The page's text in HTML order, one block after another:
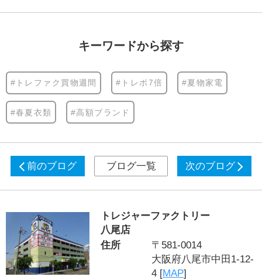
キーワードから探す
#トレファク買物週間 #トレポ7倍 #夏物家電
#春夏衣類 #高額ブランド
前のブログ ブログ一覧 次のブログ
トレジャーファクトリー
八尾店
住所
〒581-0014
大阪府八尾市中田1-12-
4 [MAP]